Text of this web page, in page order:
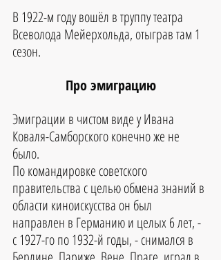
В 1922-м году вошёл в труппу театра
Всеволода Мейерхольда, отыграв там 1
сезон.
Про эмиграцию
Эмиграции в чистом виде у Ивана
Коваля-Самборского конечно же не
было.
По командировке советского
правительства с целью обмена знаний в
области киноискусства он был
направлен в Германию и целых 6 лет, -
с 1927-го по 1932-й годы, - снимался в